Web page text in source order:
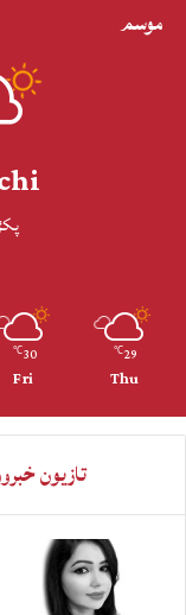
موسم
29
℃
Thu
30
℃
Fri
تازيون